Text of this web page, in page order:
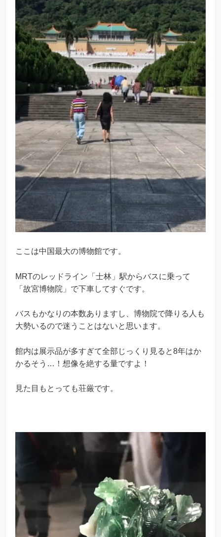
ここは中国最大の博物館です。
MRTのレッドライン「士林」駅からバスに乗って
「故宮博物院」で下車してすぐです。
バスもかなりの本数ありますし、博物院で降りる人も
大勢いるので迷うことはないと思います。
館内は展示品が多すぎて全部じっくり見ると8年はか
かるそう…！想像を絶する量ですよ！
見た目もとっても荘厳です。